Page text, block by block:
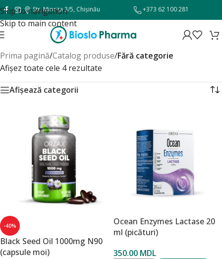
Skip to navigation
Skip to main content
Str. Miorița 3/5, Chișinău +373 62 100 281
Prima pagină/Catalog produse/Fără categorie
Afișez toate cele 4 rezultate
Afișează categorii
-40%
Black Seed Oil 1000mg N90
(capsule moi)
Ocean Enzymes Lactase 20
ml (picături)
350.00 MDL